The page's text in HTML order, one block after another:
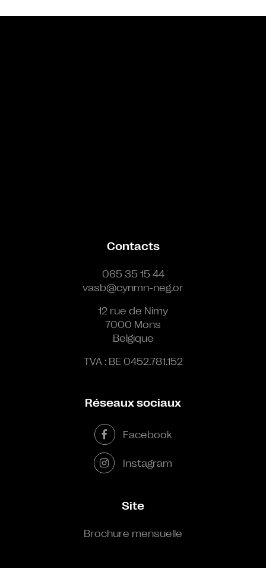
Contacts
065 35 15 44
vasb@cynmn-neg.or
12 rue de Nimy
7000 Mons
Belgique
TVA : BE 0452.781.152
Réseaux sociaux
Facebook
Instagram
Site
Brochure mensuelle